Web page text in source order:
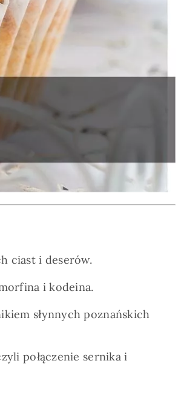
ciast i deserów.
i kodeina.
słynnych poznańskich
połączenie sernika i